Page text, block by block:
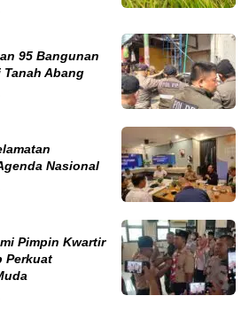
95 Bangunan
Abang
Nasional
Pimpin Kwartir
Perkuat